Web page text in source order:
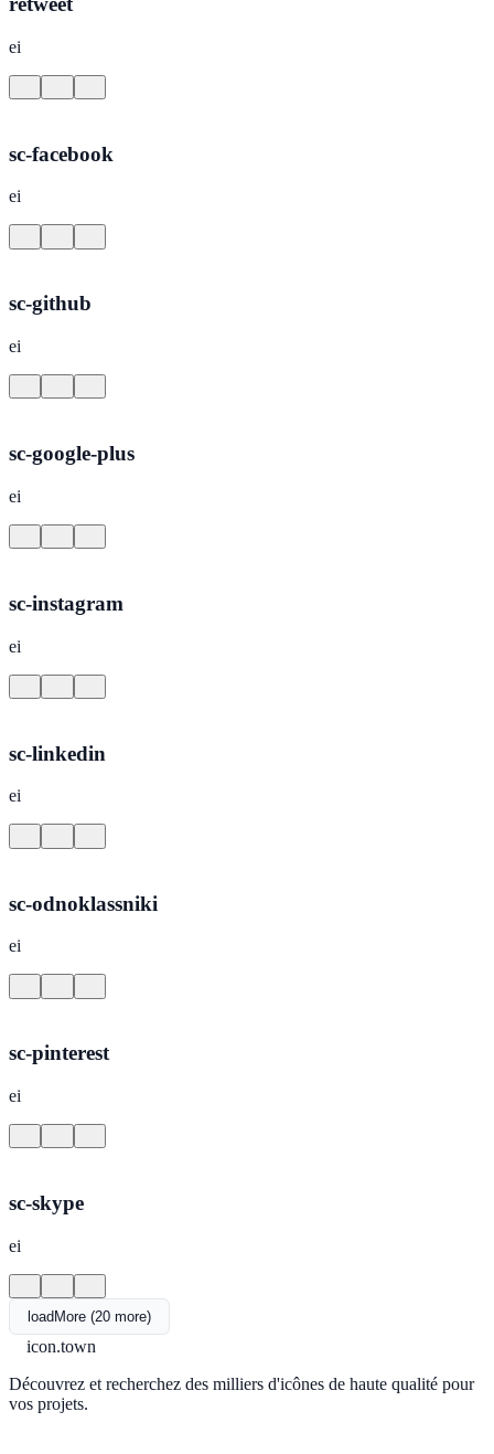
ei
sc-facebook
ei
sc-github
ei
sc-google-plus
ei
sc-instagram
ei
sc-linkedin
ei
sc-odnoklassniki
ei
sc-pinterest
ei
sc-skype
ei
loadMore (20 more)
icon.town
Découvrez et recherchez des milliers d'icônes de haute qualité pour
vos projets.